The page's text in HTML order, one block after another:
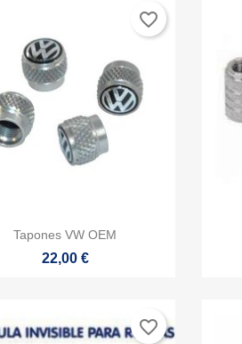
Vista rápida
Tapones VW OEM
22,00 €
favorite_border
favorite_border